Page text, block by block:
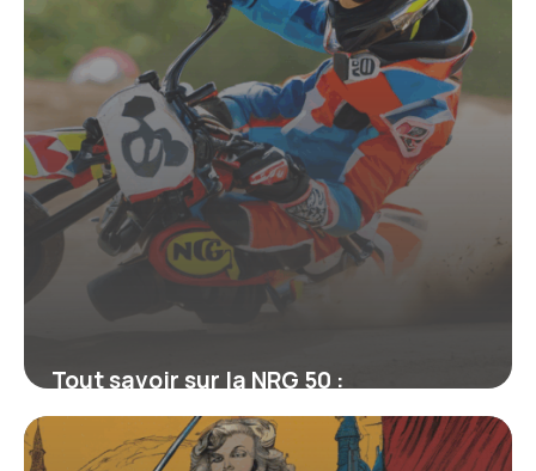
Tout savoir sur la NRG 50 :
L’incontournable de la mini-moto
sportive